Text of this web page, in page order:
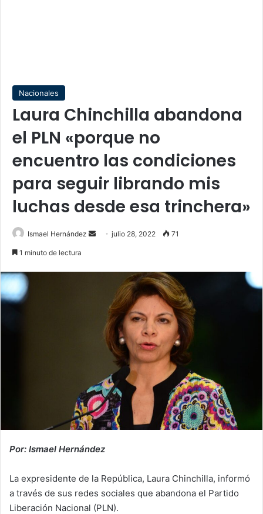
Nacionales
Laura Chinchilla abandona
el PLN «porque no
encuentro las condiciones
para seguir librando mis
luchas desde esa trinchera»
Ismael Hernández
Sendjulio 28, 2022 71
1 minuto de lectura
Por: Ismael Hernández
La expresidente de la República, Laura Chinchilla, informó
a través de sus redes sociales que abandona el Partido
Liberación Nacional (PLN).